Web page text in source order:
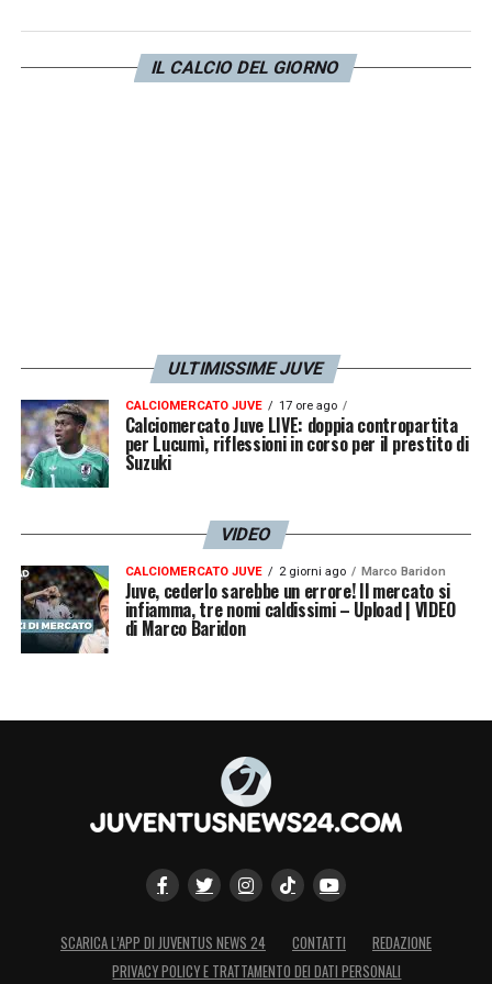
livello calcistico, che non ero all’altezza o
che addirittura fossi stato solo fortunato. Io
IL CALCIO DEL GIORNO
ULTIMISSIME JUVE
CALCIOMERCATO JUVE 17 ore ago
Calciomercato Juve LIVE: doppia contropartita
per Lucumì, riflessioni in corso per il prestito di
Suzuki
VIDEO
CALCIOMERCATO JUVE 2 giorni ago Marco Baridon
Juve, cederlo sarebbe un errore! Il mercato si
infiamma, tre nomi caldissimi – Upload | VIDEO
di Marco Baridon
SCARICA L’APP DI JUVENTUS NEWS 24 CONTATTI
REDAZIONE
PRIVACY POLICY E TRATTAMENTO DEI DATI PERSONALI